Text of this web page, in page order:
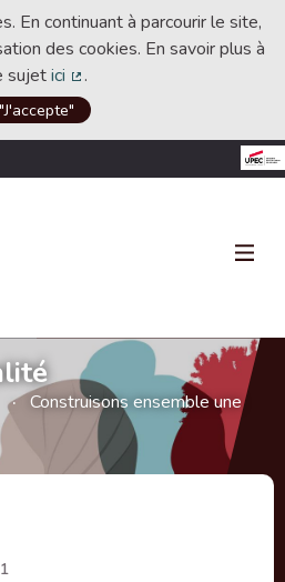
En continuant à parcourir le site,
des cookies. En savoir plus à
sujetici
(Lien externe)
.
"J'accepte"
externe)
Construisons ensemble une